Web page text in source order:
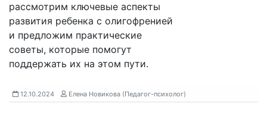
рассмотрим ключевые аспекты
развития ребенка с олигофренией
и предложим практические
советы, которые помогут
поддержать их на этом пути.
12.10.2024 Елена Новикова (Педагог-психолог)